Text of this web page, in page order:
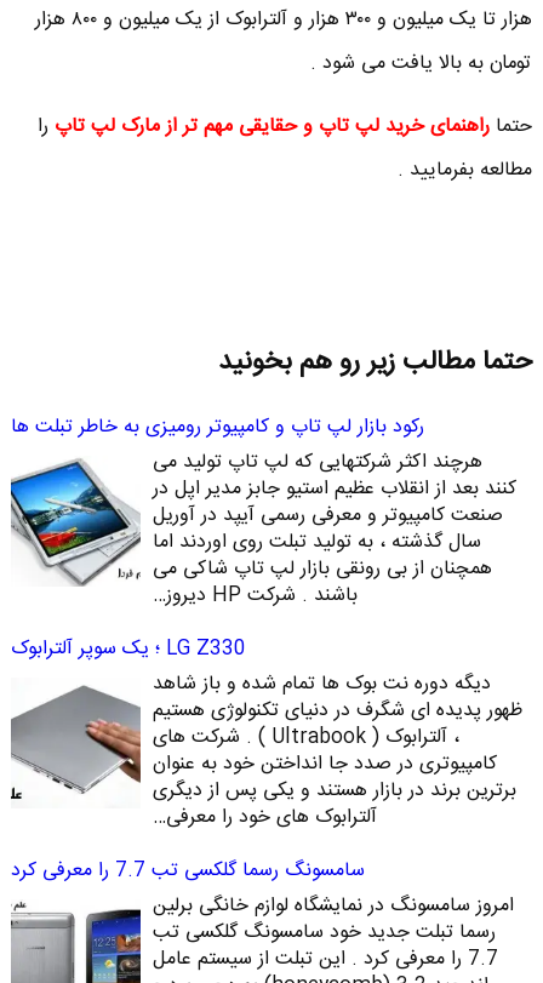
هزار تا یک میلیون و ۳۰۰ هزار و آلترابوک از یک میلیون و ۸۰۰ هزار
تومان به بالا یافت می شود .
حتما راهنمای خرید لپ تاپ و حقایقی مهم تر از مارک لپ تاپ را
مطالعه بفرمایید .
حتما مطالب زیر رو هم بخونید
رکود بازار لپ تاپ و کامپیوتر رومیزی به خاطر تبلت ها
هرچند اکثر شرکتهایی که لپ تاپ تولید می
کنند بعد از انقلاب عظیم استیو جابز مدیر اپل در
صنعت کامپیوتر و معرفی رسمی آیپد در آوریل
سال گذشته ، به تولید تبلت روی اوردند اما
همچنان از بی رونقی بازار لپ تاپ شاکی می
باشند . شرکت HP دیروز…
LG Z330 ؛ یک سوپر آلترابوک
دیگه دوره نت بوک ها تمام شده و باز شاهد
ظهور پدیده ای شگرف در دنیای تکنولوژی هستیم
، آلترابوک ( Ultrabook ) . شرکت های
کامپیوتری در صدد جا انداختن خود به عنوان
برترین برند در بازار هستند و یکی پس از دیگری
آلترابوک های خود را معرفی…
سامسونگ رسما گلکسی تب 7.7 را معرفی کرد
امروز سامسونگ در نمایشگاه لوازم خانگی برلین
رسما تبلت جدید خود سامسونگ گلکسی تب
7.7 را معرفی کرد . این تبلت از سیستم عامل